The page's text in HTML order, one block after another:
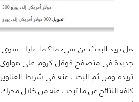
هل تريد البحث عن شيء ما؟ ما عليك سوى
جديدة في متصفح قوقل كروم على هواوي
تريده ومن ثم البحث عنه في شريط
كافة النتائج عن ما تبحث عنه من خلال